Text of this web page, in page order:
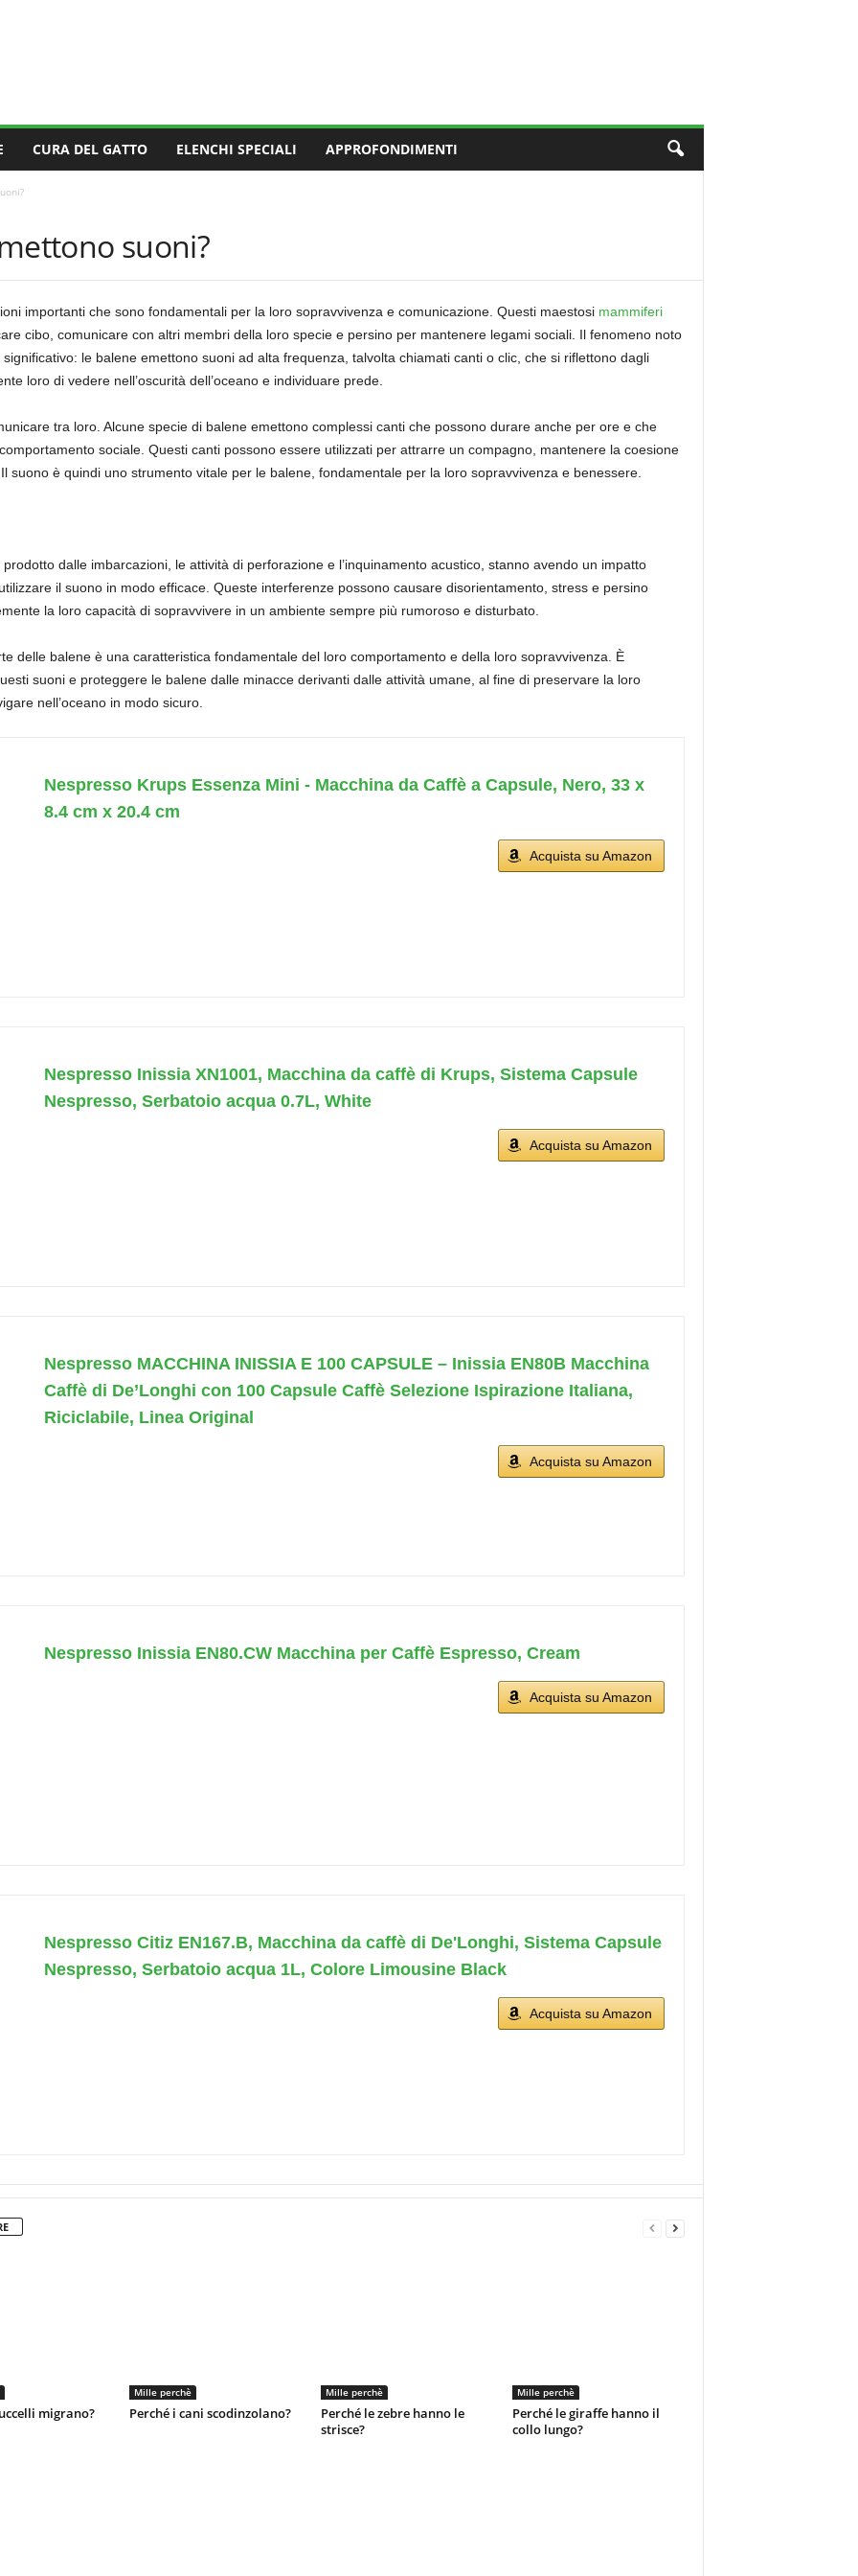
CURA DEL GATTO ELENCHI SPECIALI APPROFONDIMENTI
suoni?
importanti che sono fondamentali per la loro sopravvivenza e comunicazione. Questi maestosi mammiferi
cibo, comunicare con altri membri della loro specie e persino per mantenere legami sociali. Il fenomeno noto
le balene emettono suoni ad alta frequenza, talvolta chiamati canti o clic, che si riflettono dagli
loro di vedere nell’oscurità dell’oceano e individuare prede.
tra loro. Alcune specie di balene emettono complessi canti che possono durare anche per ore e che
sociale. Questi canti possono essere utilizzati per attrarre un compagno, mantenere la coesione
suono è quindi uno strumento vitale per le balene, fondamentale per la loro sopravvivenza e benessere.
dalle imbarcazioni, le attività di perforazione e l’inquinamento acustico, stanno avendo un impatto
il suono in modo efficace. Queste interferenze possono causare disorientamento, stress e persino
la loro capacità di sopravvivere in un ambiente sempre più rumoroso e disturbato.
delle balene è una caratteristica fondamentale del loro comportamento e della loro sopravvivenza. È
suoni e proteggere le balene dalle minacce derivanti dalle attività umane, al fine di preservare la loro
nell’oceano in modo sicuro.
Nespresso Krups Essenza Mini - Macchina da Caffè a Capsule, Nero, 33 x
8.4 cm x 20.4 cm
Acquista su Amazon
Nespresso Inissia XN1001, Macchina da caffè di Krups, Sistema Capsule
Nespresso, Serbatoio acqua 0.7L, White
Acquista su Amazon
Nespresso MACCHINA INISSIA E 100 CAPSULE – Inissia EN80B Macchina
Caffè di De’Longhi con 100 Capsule Caffè Selezione Ispirazione Italiana,
Riciclabile, Linea Original
Acquista su Amazon
Nespresso Inissia EN80.CW Macchina per Caffè Espresso, Cream
Acquista su Amazon
Nespresso Citiz EN167.B, Macchina da caffè di De'Longhi, Sistema Capsule
Nespresso, Serbatoio acqua 1L, Colore Limousine Black
Acquista su Amazon
migrano?
Mille perchè
Perché i cani scodinzolano?
Mille perchè
Perché le zebre hanno le
strisce?
Mille perchè
Perché le giraffe hanno il
collo lungo?